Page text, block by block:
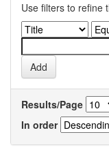
Use filters to refine
Results/Page
In order